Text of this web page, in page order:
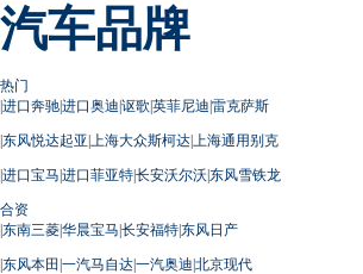
汽车品牌
热门
|进口奔驰|进口奥迪|讴歌|英菲尼迪|雷克萨斯
|东风悦达起亚| 上海大众斯柯达| 上海通用别克
|进口宝马|进口菲亚特|长安沃尔沃|东风雪铁龙
合资
|东南三菱|华晨宝马|长安福特|东风日产
|东风本田 |一汽马自达|一汽奥迪|北京现代